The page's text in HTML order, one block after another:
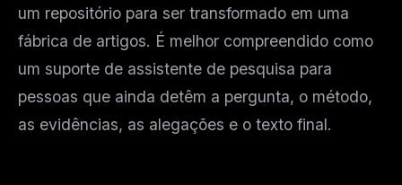
um repositório para ser transformado em uma
fábrica de artigos. É melhor compreendido como
um suporte de assistente de pesquisa para
pessoas que ainda detêm a pergunta, o método,
as evidências, as alegações e o texto final.